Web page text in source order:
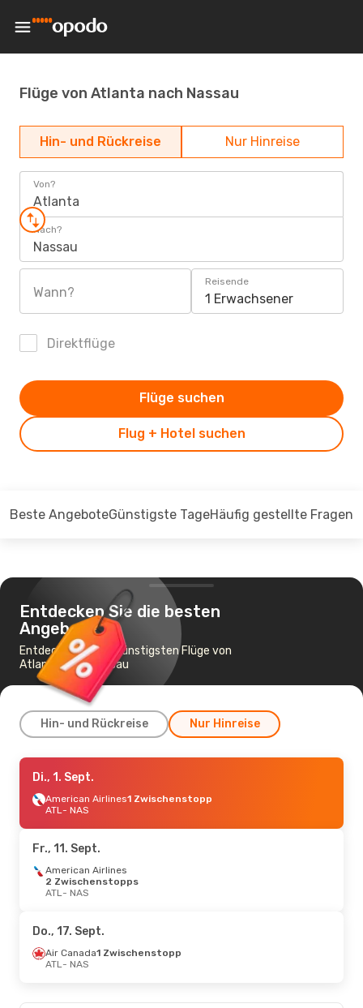
Flüge von Atlanta nach Nassau
Hin- und Rückreise Nur Hinreise
Von?
Atlanta
Nach?
Nassau
Wann?
Reisende
1 Erwachsener
Direktflüge
Flug + Hotel suchen
Flüge suchen
Beste AngeboteGünstigste TageHäufig gestellte Fragen
Entdecken Sie die besten
Angebote
Entdecken Sie die günstigsten Flüge von
Atlanta nach Nassau
Hin- und Rückreise Nur Hinreise
Sa., 29. Aug.
American Airlines1 Zwischenstopp
ATL- NAS
NAS- ATL
Fr., 11. Sept.- Mi., 16. Sept.
American Airlines
American Airlines
NAS- ATL
Di., 1. Sept.
American Airlines1 Zwischenstopp
ATL- NAS
Fr., 11. Sept.
American Airlines
2 Zwischenstopps
ATL- NAS
Do., 17. Sept.
Air Canada1 Zwischenstopp
ATL- NAS